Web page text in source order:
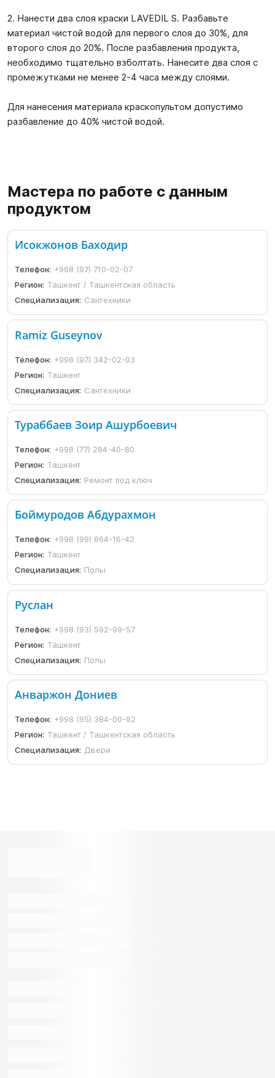
2. Нанести два слоя краски LAVEDIL S. Разбавьте
материал чистой водой для первого слоя до 30%, для
второго слоя до 20%. После разбавления продукта,
необходимо тщательно взболтать. Нанесите два слоя с
промежутками не менее 2-4 часа между слоями.
Для нанесения материала краскопультом допустимо
разбавление до 40% чистой водой.
Мастера по работе с данным
продуктом
Исокжонов Баходир
Телефон: +998 (97) 710-02-07
Регион: Ташкент / Ташкентская область
Специализация: Сантехники
Ramiz Guseynov
Телефон: +998 (97) 342-02-03
Регион: Ташкент
Специализация: Сантехники
Тураббаев Зоир Ашурбоевич
Телефон: +998 (77) 284-40-80
Регион: Ташкент
Специализация: Ремонт под ключ
Боймуродов Абдурахмон
Телефон: +998 (99) 864-16-42
Регион: Ташкент
Специализация: Полы
Руслан
Телефон: +998 (93) 592-99-57
Регион: Ташкент
Специализация: Полы
Анваржон Дониев
Телефон: +998 (95) 384-00-92
Регион: Ташкент / Ташкентская область
Специализация: Двери